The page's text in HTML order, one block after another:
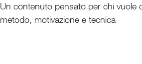
Un contenuto pensato per chi vuole
metodo, motivazione e tecnica